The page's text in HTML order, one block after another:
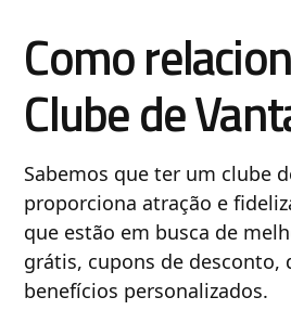
Como
Clube de
Sabemos que ter um clube
proporciona atração e
que estão em busca de
grátis, cupons de desconto,
benefícios personalizados.